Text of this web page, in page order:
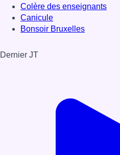
Colère des enseignants
Canicule
Bonsoir Bruxelles
Dernier JT